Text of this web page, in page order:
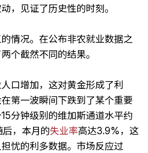
，见证了历史性的时刻。
情况。在公布非农就业数据之
个截然不同的结果。
口增加，这对黄金形成了利
第一波瞬间下跌到了某个重要
分钟级别的维加斯通道水平约
后，本月的失业率高达3.9%，这
忧的利多数据。市场反应过